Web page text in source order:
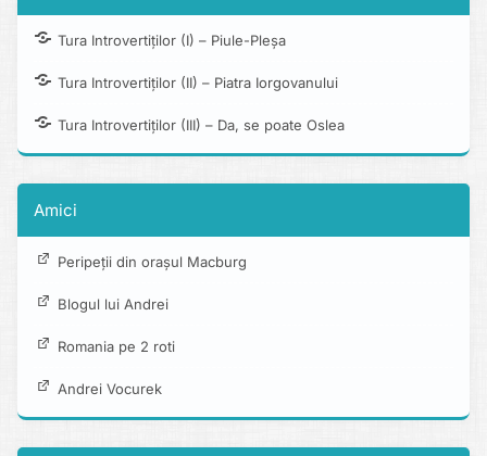
Tura Introvertiților (I) – Piule-Pleșa
Tura Introvertiților (II) – Piatra Iorgovanului
Tura Introvertiților (III) – Da, se poate Oslea
Amici
Peripeții din orașul Macburg
Blogul lui Andrei
Romania pe 2 roti
Andrei Vocurek